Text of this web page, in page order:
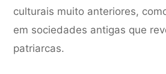
culturais muito anteriores,
em sociedades antigas que
patriarcas.